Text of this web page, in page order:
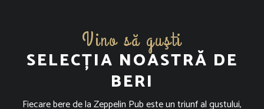
Vino să guşti
SELECȚIA NOASTRĂ DE
BERI
Fiecare bere de la Zeppelin Pub este un triunf al gustului,